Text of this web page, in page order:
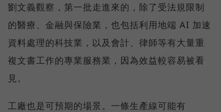
劉文義觀察，第一批走進來的，除了受法規限制
的醫療、金融與保險業，也包括利用地端 AI 加速
資料處理的科技業，以及會計、律師等有大量重
複文書工作的專業服務業，因為效益較容易被看
見。
工廠也是可預期的場景。一條生產線可能有